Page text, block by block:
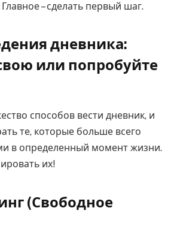
– сделать первый шаг.
дневника:
или попробуйте
способов вести дневник, и
те, которые больше всего
в определенный момент жизни.
их!
(Свободное